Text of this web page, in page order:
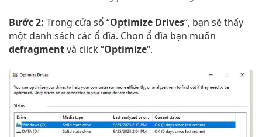
Bước 2: Trong cửa sổ “Optimize Drives“, bạn sẽ thấy
một danh sách các ổ đĩa. Chọn ổ đĩa bạn muốn
defragmentvà click “Optimize“.